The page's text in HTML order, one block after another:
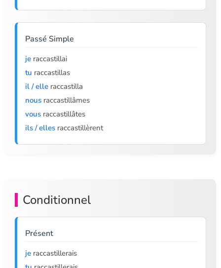
Passé Simple
je raccastillai
tu raccastillas
il / elle raccastilla
nous raccastillâmes
vous raccastillâtes
ils / elles raccastillèrent
Conditionnel
Présent
je raccastillerais